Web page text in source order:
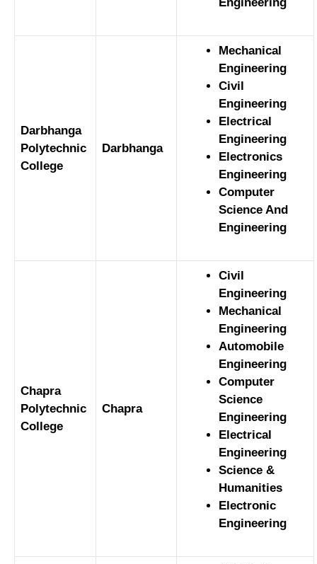
Engineering
Darbhanga
Polytechnic
College
Darbhanga
Mechanical
Engineering
Civil
Engineering
Electrical
Engineering
Electronics
Engineering
Computer
Science And
Engineering
Chapra
Polytechnic
College
Chapra
Civil
Engineering
Mechanical
Engineering
Automobile
Engineering
Computer
Science
Engineering
Electrical
Engineering
Science &
Humanities
Electronic
Engineering